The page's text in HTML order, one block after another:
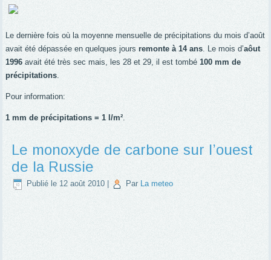
Le dernière fois où la moyenne mensuelle de précipitations du mois d’août
avait été dépassée en quelques joursremonte à 14 ans . Le mois d’aôut
1996 avait été très sec mais, les 28 et 29, il est tombé100 mm de
précipitations
Pour information:
1 mm de précipitations = 1 l/m²
Le monoxyde de carbone sur l’ouest
de la Russie
Publié le 12 août 2010 Par La meteo